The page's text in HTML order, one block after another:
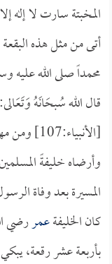
المخبتة سارت لا إله
أتى من مثل هذه
محمداً صلى الله عليه
قال الله سُبحَانَهُ وَتَعَالى:
[الأنبياء:107] ومن مهبط الوحي وقف
وأرضاه خليفةً
المسيرة بعد وفاة
كان الخليفةعمررضي
بأربعة عشر رقعة،